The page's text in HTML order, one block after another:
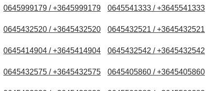
0645999179 / +3645999179 0645541333 / +3645541333
0645432520 / +3645432520 0645432521 / +3645432521
0645414904 / +3645414904 0645432542 / +3645432542
0645432575 / +3645432575 0645405860 / +3645405860